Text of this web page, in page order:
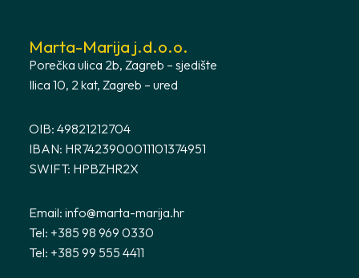
Marta-Marija j.d.o.o.
Porečka ulica 2b, Zagreb – sjedište
Ilica 10, 2 kat, Zagreb – ured
OIB: 49821212704
IBAN: HR7423900011101374951
SWIFT: HPBZHR2X
Email: info@marta-marija.hr
Tel: +385 98 969 0330
Tel: +385 99 555 4411